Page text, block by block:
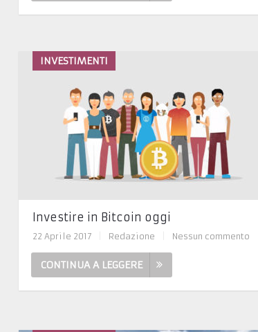
INVESTIMENTI
Investire in Bitcoin oggi
22 Aprile 2017 Redazione Nessun commento
CONTINUA A LEGGERE